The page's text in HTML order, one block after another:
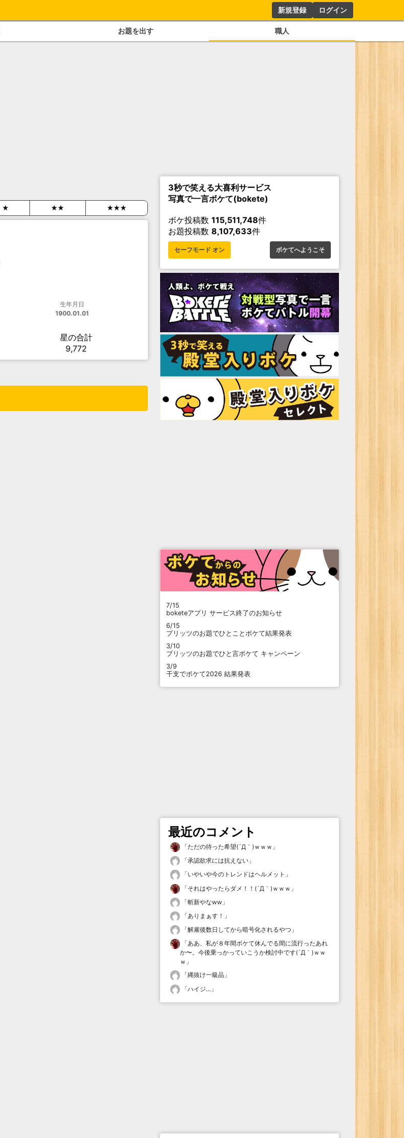
新規登録 ログイン
お題を出す 職人
★ ★★ ★★★
生年月日
1900.01.01
星の合計
9,772
3秒で笑える大喜利サービス
写真で一言ボケて(bokete)
ボケ投稿数 115,511,748件
お題投稿数 8,107,633件
セーフモード オン ボケてへようこそ
7/15
boketeアプリ サービス終了のお知らせ
6/15
プリッツのお題でひとことボケて結果発表
3/10
プリッツのお題でひと言ボケて キャンペーン
3/9
干支でボケて2026 結果発表
最近のコメント
「ただの待った希望(´Д｀)ｗｗｗ 」
「承認欲求には抗えない 」
「いやいや今のトレンドはヘルメット 」
「それはやったらダメ！！(´Д｀)ｗｗｗ 」
「斬新やなww 」
「ありまぁす！ 」
「解雇後数日してから暗号化されるやつ 」
「ああ、私が８年間ボケて休んでる間に流行ったあれ
か〜。今後乗っかっていこうか検討中です(´Д｀)ｗｗ
ｗ 」
「縄抜け一級品 」
「ハイジ… 」